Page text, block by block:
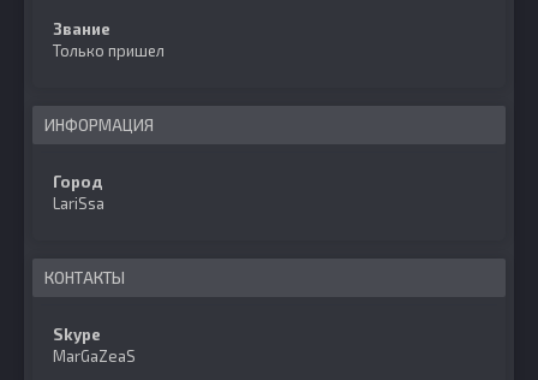
Звание
Только пришел
ИНФОРМАЦИЯ
Город
LariSsa
КОНТАКТЫ
Skype
MarGaZeaS